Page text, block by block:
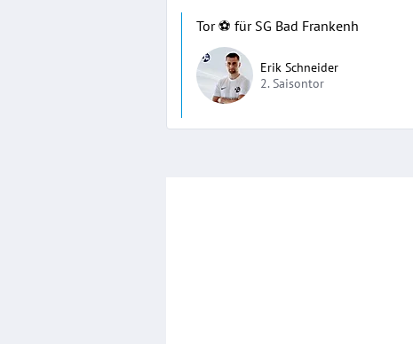
Tor ⚽️ für SG Bad Frankenh
Erik Schneider
2. Saisontor